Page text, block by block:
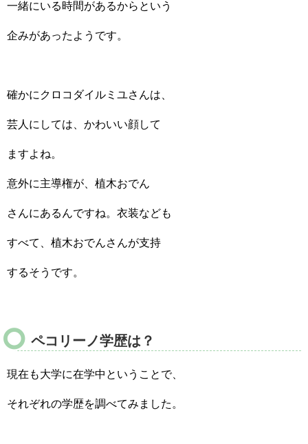
一緒にいる時間があるからという
企みがあったようです。
確かにクロコダイルミユさんは、
芸人にしては、かわいい顔して
ますよね。
意外に主導権が、植木おでん
さんにあるんですね。衣装なども
すべて、植木おでんさんが支持
するそうです。
ペコリーノ学歴は？
現在も大学に在学中ということで、
それぞれの学歴を調べてみました。